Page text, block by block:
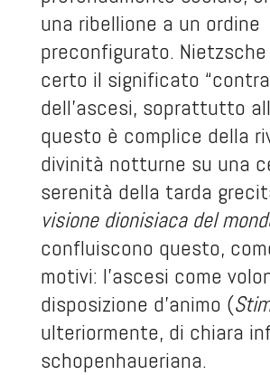
una ribellione a un ordine
preconfigurato.
certo il significato
dell’ascesi, soprattutto
questo è complice della
divinità notturne su una
serenità della tarda
visione dionisiaca del
confluiscono questo,
motivi: l’ascesi come
disposizione d’animo (
ulteriormente, di chiara
schopenhaueriana.